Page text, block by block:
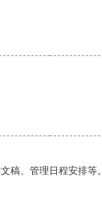
稿、管理日程安排等。